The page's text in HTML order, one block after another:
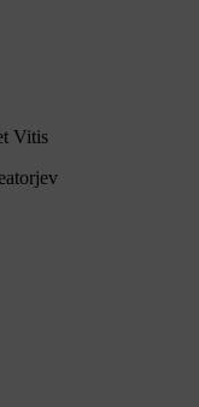
Vitis